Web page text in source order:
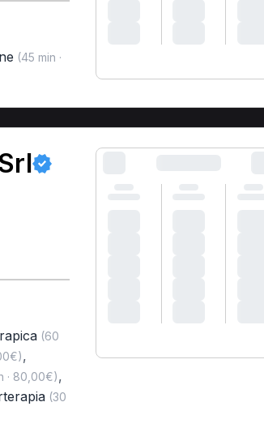
(45 min ·
(60
,
· 80,00€),
(30